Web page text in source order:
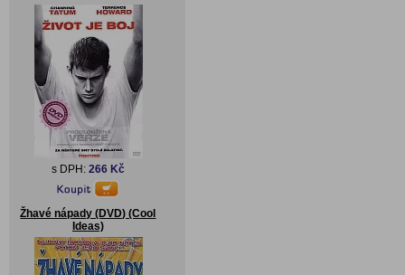
s DPH: 266 Kč
Žhavé nápady (DVD) (Cool
Ideas)